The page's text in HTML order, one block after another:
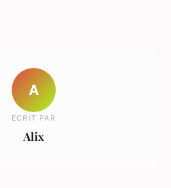
A
ECRIT PAR
Alix